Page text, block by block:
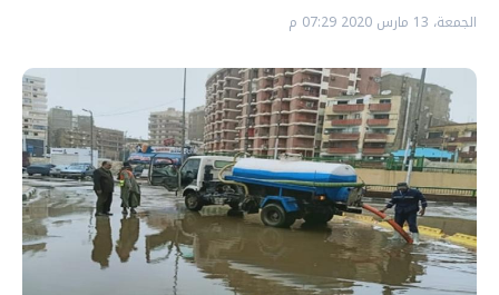
الجمعة، 13 مارس 2020 07:29 م